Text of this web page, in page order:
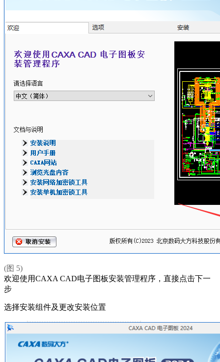
(图 5)
欢迎使用CAXA CAD电子图板安装管理程序，直接点击下一
步
选择安装组件及更改安装位置